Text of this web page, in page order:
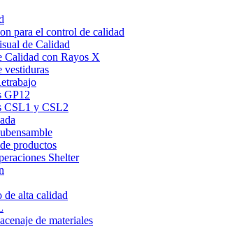
para el control de calidad
de Calidad
Calidad con Rayos X
vestiduras
GP12
CSL1 y CSL2
productos
Shelter
de alta calidad
de materiales